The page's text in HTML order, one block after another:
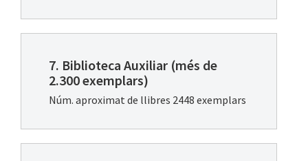
7. Biblioteca Auxiliar (més de
2.300 exemplars)
Núm. aproximat de llibres 2448 exemplars